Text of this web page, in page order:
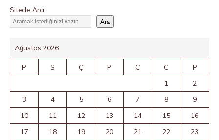
Sitede Ara
Ara
Ağustos 2026
P S Ç P C C
P
1
2
3
4 5 6 7 8
9
10
11 12 13 14 15
16
17
18 19 20 21 22
23